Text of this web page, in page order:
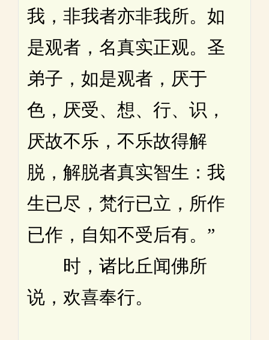
我，非我者亦非我所。如
是观者，名真实正观。圣
弟子，如是观者，厌于
色，厌受、想、行、识，
厌故不乐，不乐故得解
脱，解脱者真实智生：我
生已尽，梵行已立，所作
已作，自知不受后有。”
时，诸比丘闻佛所
说，欢喜奉行。